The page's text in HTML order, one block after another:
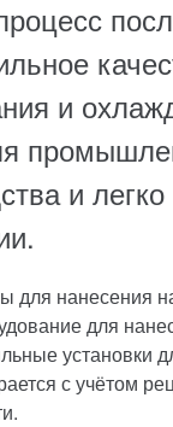
для нанесения
для
установки
с учётом
и
и